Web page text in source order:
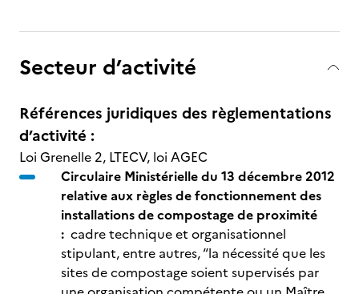
Secteur d’activité
Références juridiques des règlementations
d’activité :
Loi Grenelle 2, LTECV, loi AGEC
Circulaire Ministérielle du 13 décembre 2012
relative aux règles de fonctionnement des
installations de compostage de proximité
: cadre technique et organisationnel
stipulant, entre autres, “la nécessité que les
sites de compostage soient supervisés par